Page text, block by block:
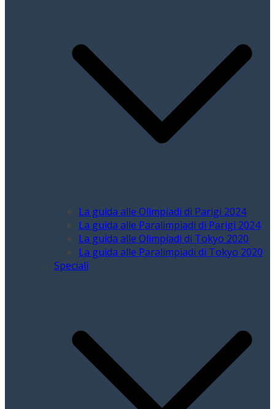
La guida alle Olimpiadi di Parigi 2024
La guida alle Paralimpiadi di Parigi 2024
La guida alle Olimpiadi di Tokyo 2020
La guida alle Paralimpiadi di Tokyo 2020
Speciali